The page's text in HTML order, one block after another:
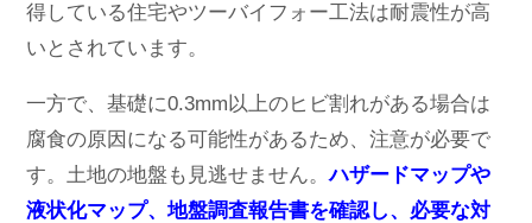
得している住宅やツーバイフォー工法は耐震性が高
いとされています。
一方で、基礎に0.3mm以上のヒビ割れがある場合は
腐食の原因になる可能性があるため、注意が必要で
す。土地の地盤も見逃せません。ハザードマップや
液状化マップ、地盤調査報告書を確認し、必要な対